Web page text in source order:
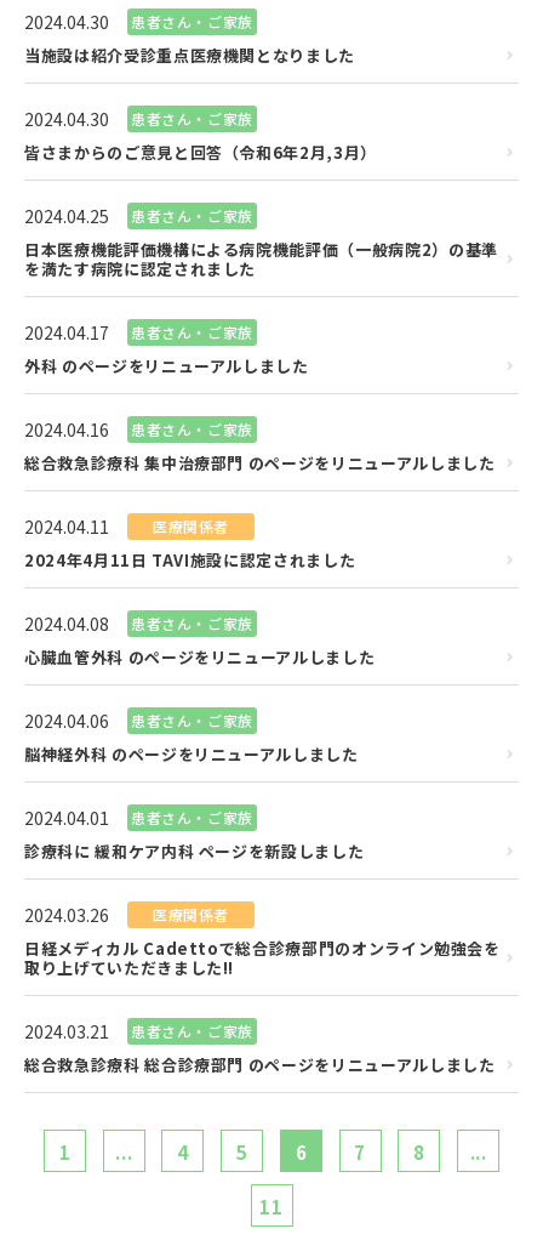
2024.04.30 患者さん・ご家族
当施設は紹介受診重点医療機関となりました
2024.04.30 患者さん・ご家族
皆さまからのご意見と回答（令和6年2月,3月）
2024.04.25 患者さん・ご家族
日本医療機能評価機構による病院機能評価（一般病院2）の基準
を満たす病院に認定されました
2024.04.17 患者さん・ご家族
外科 のページをリニューアルしました
2024.04.16 患者さん・ご家族
総合救急診療科 集中治療部門 のページをリニューアルしました
2024.04.11 医療関係者
2024年4月11日 TAVI施設に認定されました
2024.04.08 患者さん・ご家族
心臓血管外科 のページをリニューアルしました
2024.04.06 患者さん・ご家族
脳神経外科 のページをリニューアルしました
2024.04.01 患者さん・ご家族
診療科に 緩和ケア内科 ページを新設しました
2024.03.26 医療関係者
日経メディカル Cadettoで総合診療部門のオンライン勉強会を
取り上げていただきました!!
2024.03.21 患者さん・ご家族
総合救急診療科 総合診療部門 のページをリニューアルしました
1 ... 4 5 6 7 8 ...
11